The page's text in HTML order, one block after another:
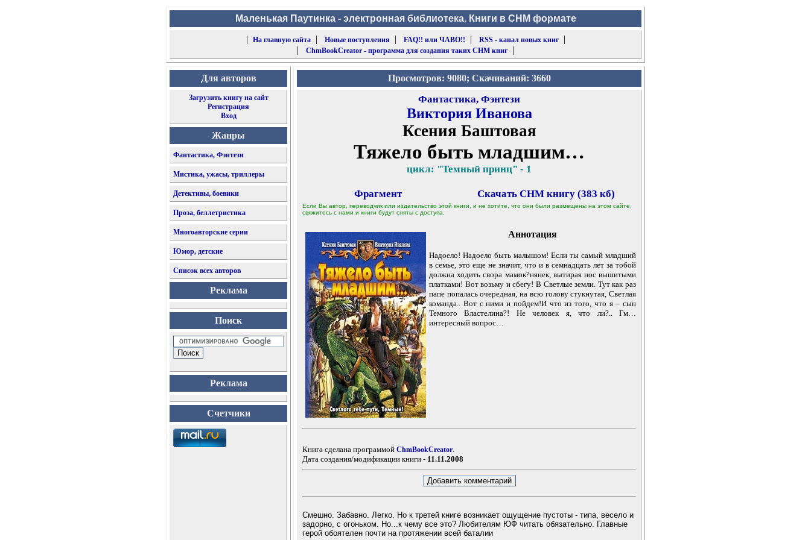
Маленькая Паутинка - электронная библиотека. Книги в CHM формате
|
На главную сайта| Новые поступления | FAQ!! или ЧАВО!! | RSS - канал новых книг|
|
ChmBookCreator - программа для создания таких CHM книг|
Для авторов
Загрузить книгу на сайт
Регистрация
Вход
Жанры
Фантастика, Фэнтези
Мистика, ужасы, триллеры
Детективы, боевики
Проза, беллетристика
Многоавторские серии
Юмор, детские
Список всех авторов
Реклама
Поиск
Реклама
Счетчики
Просмотров: 9080; Скачиваний: 3660
Фантастика, Фэнтези
Виктория Иванова
Ксения Баштовая
Тяжело быть младшим…
цикл: "Темный принц" - 1
Фрагмент Скачать CHM книгу (383 кб)
Если Вы автор, переводчик или издательство этой книги, и не хотите, что они были размещены на этом сайте,
свяжитесь с нами и книги будут сняты с доступа.
Аннотация
Надоело! Надоело быть малышом! Если ты самый младший
в семье, это еще не значит, что и в семнадцать лет за тобой
должна ходить свора мамок?нянек, вытирая нос вышитыми
платками! Вот возьму и сбегу! В Светлые земли. Тут как раз
папе попалась очередная, на всю голову стукнутая, Светлая
команда.. Вот с ними и пойдем!И что из того, что я – сын
Темного Властелина?! Не человек я, что ли?.. Гм…
интересный вопрос…
Книга сделана программой ChmBookCreator.
Дата создания/модификации книги - 11.11.2008
Смешно. Забавно. Легко. Но к третей книге возникает ощущение пустоты - типа, весело и
задорно, с огоньком. Но...к чему все это? Любителям ЮФ читать обязательно. Главные
герой обоятелен почти на протяжении всей баталии